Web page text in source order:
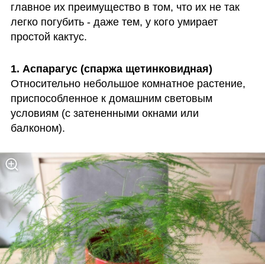
главное их преимущество в том, что их не так
легко погубить - даже тем, у кого умирает
простой кактус.
1. Аспарагус
Относительно небольшое комнатное растение,
приспособленное к домашним световым
условиям (с затененными окнами или
балконом).